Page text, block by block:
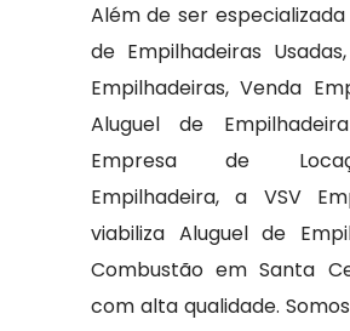
Além de ser
de Empilhadeiras
Empilhadeiras, Venda
Aluguel de
Empresa de
Empilhadeira, a VSV
viabiliza Aluguel de
Combustão em Santa
com alta qualidade.